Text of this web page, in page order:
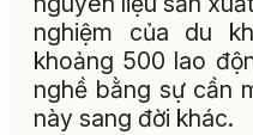
nghiệm của du
khoảng 500 lao
nghề bằng sự cần
này sang đời khác.